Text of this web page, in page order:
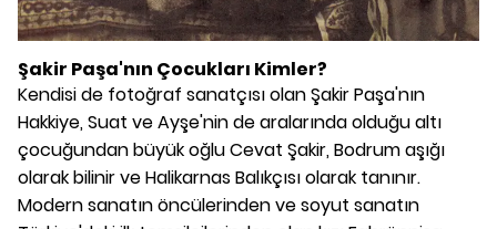
Şakir Paşa'nın Çocukları Kimler?
Kendisi de fotoğraf sanatçısı olan Şakir Paşa'nın
Hakkiye, Suat ve Ayşe'nin de aralarında olduğu altı
çocuğundan büyük oğlu Cevat Şakir, Bodrum aşığı
olarak bilinir ve Halikarnas Balıkçısı olarak tanınır.
Modern sanatın öncülerinden ve soyut sanatın